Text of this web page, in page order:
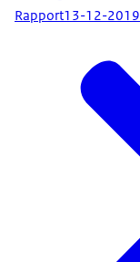
Rapport13-12-2019